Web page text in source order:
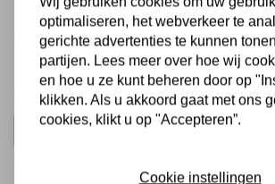
Bel mij terug
Gratis, vrijblijvend advies
Uw naam:
optimaliseren, het webverkeer te
gerichte advertenties te kunnen
partijen. Lees meer over hoe wij
en hoe u ze kunt beheren door op
klikken. Als u akkoord gaat met ons
cookies, klikt u op "Accepteren”.
Cookie instellingen